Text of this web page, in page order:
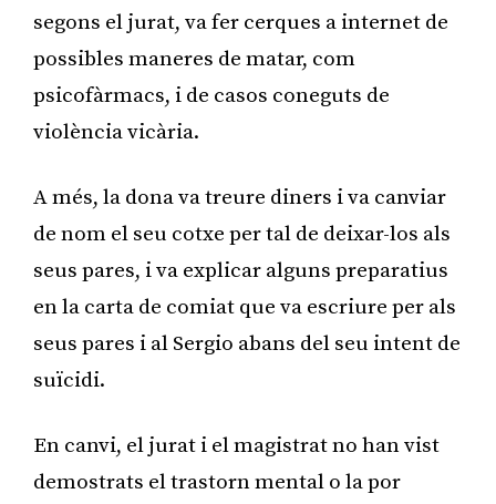
segons el jurat, va fer cerques a internet de
possibles maneres de matar, com
psicofàrmacs, i de casos coneguts de
violència vicària.
A més, la dona va treure diners i va canviar
de nom el seu cotxe per tal de deixar-los als
seus pares, i va explicar alguns preparatius
en la carta de comiat que va escriure per als
seus pares i al Sergio abans del seu intent de
suïcidi.
En canvi, el jurat i el magistrat no han vist
demostrats el trastorn mental o la por